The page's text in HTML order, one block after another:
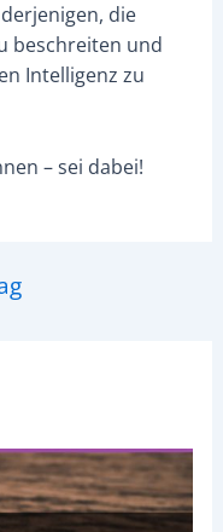
die
beschreiten und
Intelligenz zu
– sei dabei!